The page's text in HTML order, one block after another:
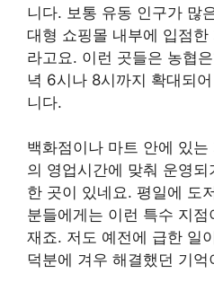
니다. 보통 유동 인구가 많
대형 쇼핑몰 내부에 입점
라고요. 이런 곳들은 농협
녁 6시나 8시까지 확대되
니다.
백화점이나 마트 안에 있
의 영업시간에 맞춰 운영
한 곳이 있네요. 평일에 도
분들에게는 이런 특수 지
재죠. 저도 예전에 급한 일
덕분에 겨우 해결했던 기억